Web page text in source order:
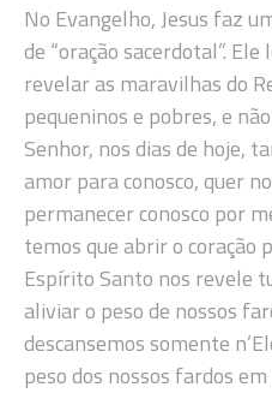
No Evangelho, Jesus faz
de “oração sacerdotal”.
revelar as maravilhas do
pequeninos e pobres, e
Senhor, nos dias de hoje,
amor para conosco, quer
permanecer conosco por
temos que abrir o coração
Espírito Santo nos revele
aliviar o peso de nossos
descansemos somente
peso dos nossos fardos